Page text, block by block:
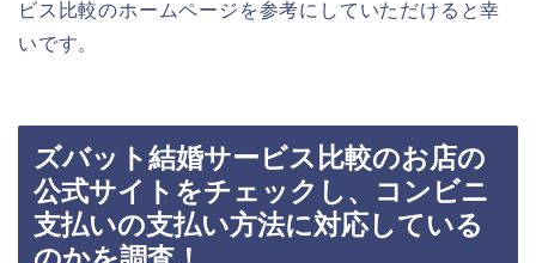
ビス比較のホームページを参考にしていただけると幸
いです。
ズバット結婚サービス比較のお店の
公式サイトをチェックし、コンビニ
支払いの支払い方法に対応している